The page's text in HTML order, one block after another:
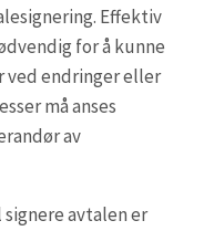
Effektiv
for å kunne
ved endringer eller
må anses
av
avtalen er